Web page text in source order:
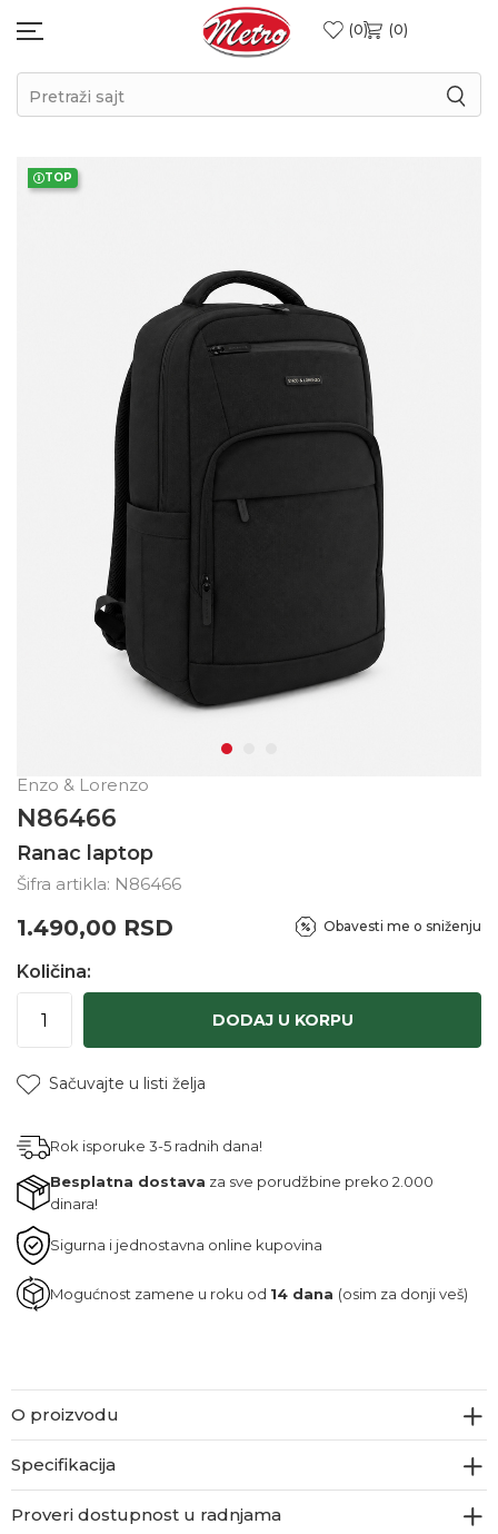
0 0
Pretraži sajt
TOP
Enzo & Lorenzo
N86466
Ranac laptop
Šifra artikla: N86466
1.490,00 RSD Obavesti me o sniženju
Količina:
DODAJ U KORPU
Sačuvajte u listi želja
Rok isporuke 3-5 radnih dana!
Besplatna dostava za sve porudžbine preko 2.000
dinara!
Sigurna i jednostavna online kupovina
Mogućnost zamene u roku od 14 dana (osim za donji veš)
O proizvodu
Specifikacija
Proveri dostupnost u radnjama